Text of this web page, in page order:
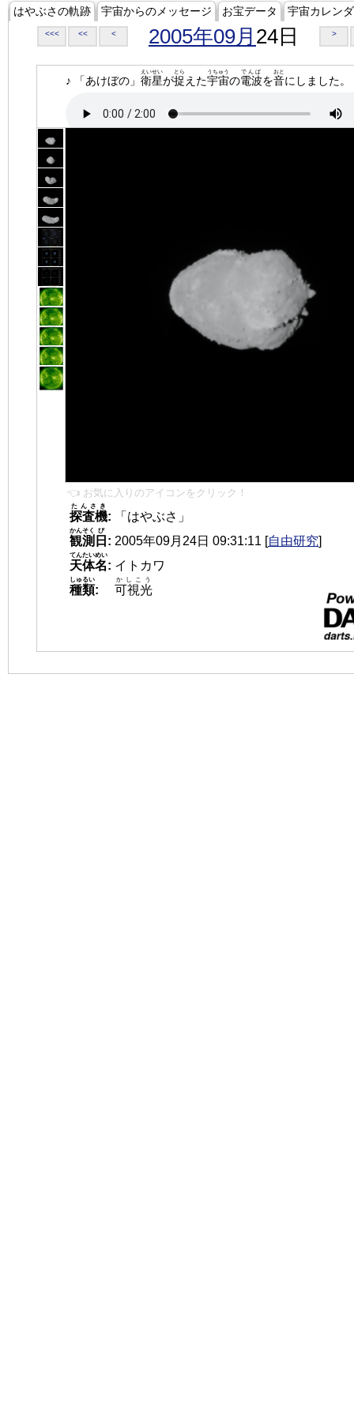
はやぶさの軌跡 宇宙からのメッセージ お宝データ 宇宙カレン
<<< << < 2005年09月 24日 >
♪ 「あけぼの」 衛星
えいせい
が捉
とら
えた宇宙
うちゅう
の電波
でんぱ
を音
おと
にしました。
👈 お気に入りのアイコンをクリック！
探査機
たんさき
:
「はやぶさ」
観測
かんそく
日
び
: 2005年09月24日 09:31:11 [自由研究]
天体名
てんたいめい
: イトカワ
種類
しゅるい
: 可視光
かしこう